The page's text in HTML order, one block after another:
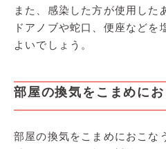
また、感染した方が使用した
ドアノブや蛇口、便座などを
よいでしょう。
部屋の換気をこまめにお
部屋の換気をこまめにおこな